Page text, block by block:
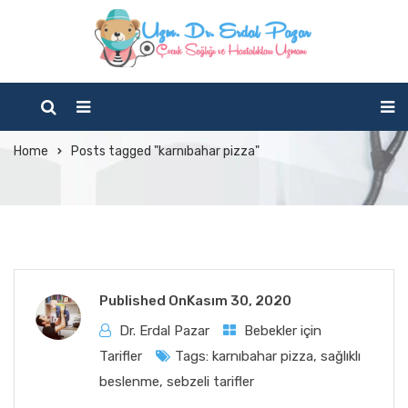
Tag Archives:
karnıbahar pizza
Home Posts tagged "karnıbahar pizza"
Published OnKasım 30, 2020
Dr. Erdal Pazar
Bebekler için
Tarifler
Tags: karnıbahar pizza, sağlıklı
beslenme, sebzeli tarifler